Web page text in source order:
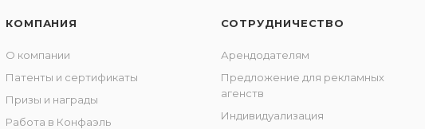
КОМПАНИЯ
О компании
Патенты и сертификаты
Призы и награды
Работа в Конфаэль
СОТРУДНИЧЕСТВО
Арендодателям
Предложение для рекламных
агенств
Индивидуализация